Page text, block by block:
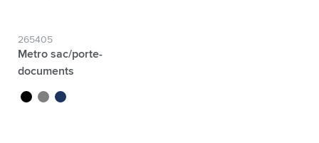
265405
Metro sac/porte-
documents
noir gris bleu foncé